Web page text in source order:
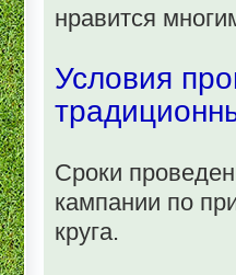
нравится
Условия
Сроки
кампании по
круга.